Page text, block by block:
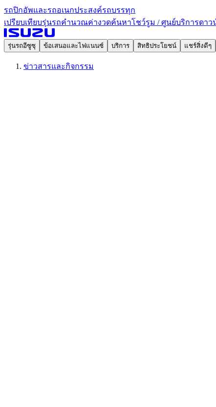
รถปิกอัพและรถอเนกประสงค์รถบรรทุก
เปรียบเทียบรุ่นรถคำนวณค่างวดค้นหาโชว์รูม / ศูนย์บริการดาว
รุ่นรถอีซูซุ ข้อเสนอและไฟแนนซ์ บริการ สิทธิประโยชน์ แชร์สิ่งดีๆ
ข่าวสารและกิจกรรม